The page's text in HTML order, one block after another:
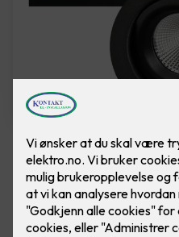
4 stk sorte
rehab inkl.